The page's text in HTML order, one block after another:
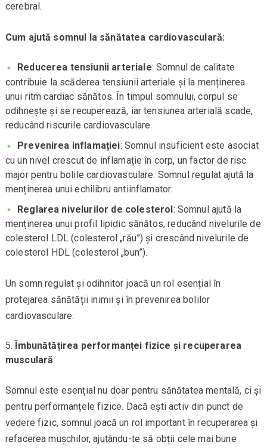
cerebral.
Cum ajută somnul la sănătatea cardiovasculară:
Reducerea tensiunii arteriale: Somnul de calitate
contribuie la scăderea tensiunii arteriale și la menținerea
unui ritm cardiac sănătos. În timpul somnului, corpul se
odihnește și se recuperează, iar tensiunea arterială scade,
reducând riscurile cardiovasculare.
Prevenirea inflamației: Somnul insuficient este asociat
cu un nivel crescut de inflamație în corp, un factor de risc
major pentru bolile cardiovasculare. Somnul regulat ajută la
menținerea unui echilibru antiinflamator.
Reglarea nivelurilor de colesterol: Somnul ajută la
menținerea unui profil lipidic sănătos, reducând nivelurile de
colesterol LDL (colesterol „rău”) și crescând nivelurile de
colesterol HDL (colesterol „bun”).
Un somn regulat și odihnitor joacă un rol esențial în
protejarea sănătății inimii și în prevenirea bolilor
cardiovasculare.
Îmbunătățirea performanței fizice și recuperarea
musculară
Somnul este esențial nu doar pentru sănătatea mentală, ci și
pentru performanțele fizice. Dacă ești activ din punct de
vedere fizic, somnul joacă un rol important în recuperarea și
refacerea mușchilor, ajutându-te să obții cele mai bune